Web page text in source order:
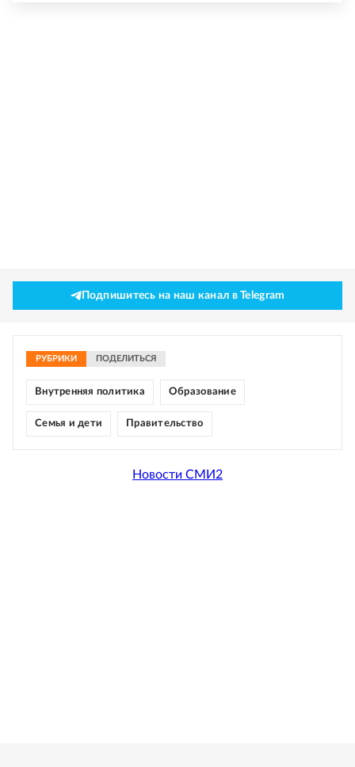
Подпишитесь на наш канал в Telegram
РУБРИКИ ПОДЕЛИТЬСЯ
Внутренняя политика Образование
Семья и дети Правительство
Новости СМИ2